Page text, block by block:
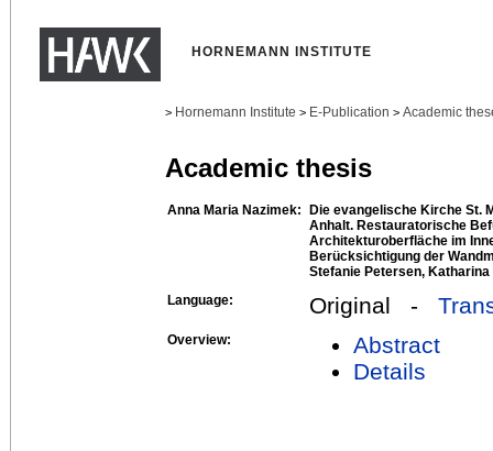
HORNEMANN INSTITUTE
> Hornemann Institute > E-Publication > Academic
Academic thesis
Anna Maria Nazimek: Die evangelische Kirche St.
Anhalt. Restauratorische
Architekturoberfläche im
Berücksichtigung der
Stefanie Petersen,
Language:
Original -
Overview:
Abstract
Details